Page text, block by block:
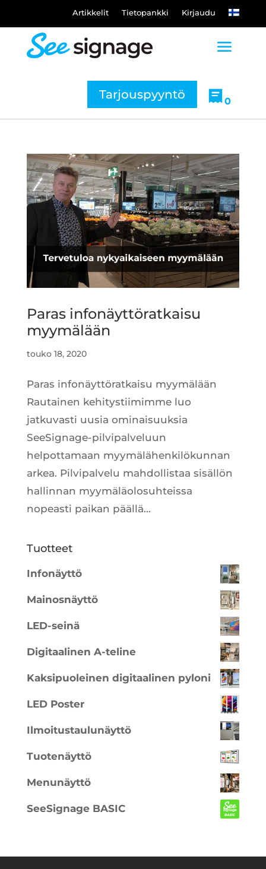
Artikkelit Tietopankki Kirjaudu
Tarjouspyyntö 0
Paras infonäyttöratkaisu
myymälään
touko 18, 2020
Paras infonäyttöratkaisu myymälään
Rautainen kehitystiimimme luo
jatkuvasti uusia ominaisuuksia
SeeSignage-pilvipalveluun
helpottamaan myymälähenkilökunnan
arkea. Pilvipalvelu mahdollistaa sisällön
hallinnan myymäläolosuhteissa
nopeasti paikan päällä...
Tuotteet
Infonäyttö
Mainosnäyttö
LED-seinä
Digitaalinen A-teline
Kaksipuoleinen digitaalinen pyloni
LED Poster
Ilmoitustaulunäyttö
Tuotenäyttö
Menunäyttö
SeeSignage BASIC